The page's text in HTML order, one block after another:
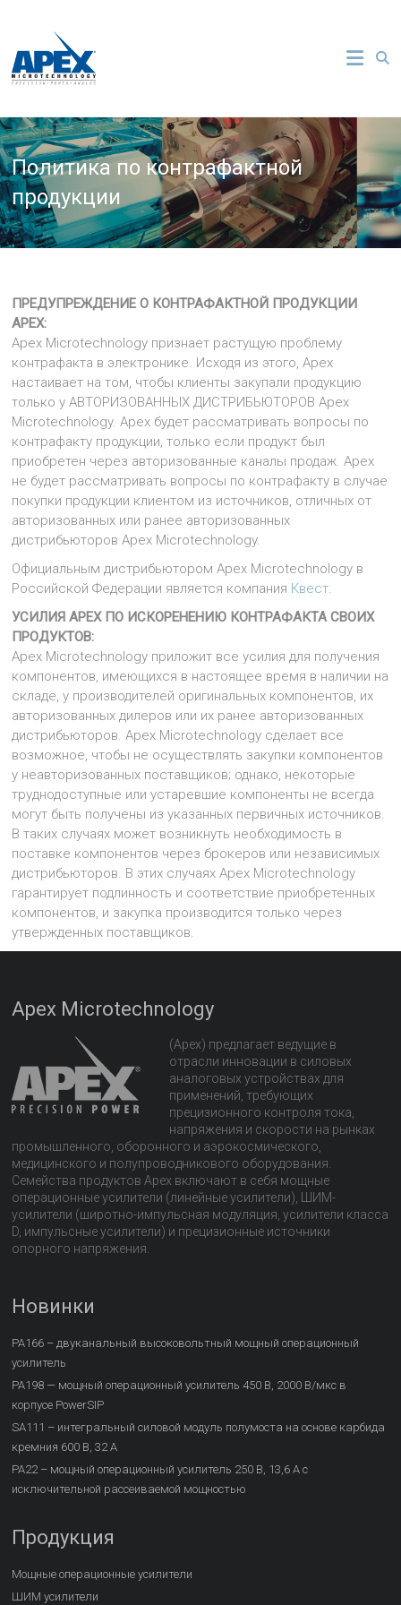
содержимому
Apex
Microtechnology
Apex
Microtechnology
—
ШИМ
Усилители,
Мощные
Операционные
Усилители,
Политика по контрафактной
продукции
ПРЕДУПРЕЖДЕНИЕ О КОНТРАФАКТНОЙ ПРОДУКЦИИ
APEX:
Apex Microtechnology признает растущую проблему
контрафакта в электронике. Исходя из этого, Apex
настаивает на том, чтобы клиенты закупали продукцию
только у АВТОРИЗОВАННЫХ ДИСТРИБЬЮТОРОВ Apex
Microtechnology. Apex будет рассматривать вопросы по
контрафакту продукции, только если продукт был
приобретен через авторизованные каналы продаж. Apex
не будет рассматривать вопросы по контрафакту в случае
покупки продукции клиентом из источников, отличных от
авторизованных или ранее авторизованных
дистрибьюторов Apex Microtechnology.
Официальным дистрибьютором Apex Microtechnology в
Российской Федерации является компания Квест.
УСИЛИЯ APEX ПО ИСКОРЕНЕНИЮ КОНТРАФАКТА СВОИХ
ПРОДУКТОВ:
Apex Microtechnology приложит все усилия для получения
компонентов, имеющихся в настоящее время в наличии на
складе, у производителей оригинальных компонентов, их
авторизованных дилеров или их ранее авторизованных
дистрибьюторов. Apex Microtechnology сделает все
возможное, чтобы не осуществлять закупки компонентов
у неавторизованных поставщиков; однако, некоторые
труднодоступные или устаревшие компоненты не всегда
могут быть получены из указанных первичных источников.
В таких случаях может возникнуть необходимость в
поставке компонентов через брокеров или независимых
дистрибьюторов. В этих случаях Apex Microtechnology
гарантирует подлинность и соответствие приобретенных
компонентов, и закупка производится только через
утвержденных поставщиков.
Apex Microtechnology
(Apex) предлагает ведущие в
отрасли инновации в силовых
аналоговых устройствах для
применений, требующих
прецизионного контроля тока,
напряжения и скорости на рынках
промышленного, оборонного и аэрокосмического,
медицинского и полупроводникового оборудования.
Семейства продуктов Apex включают в себя мощные
операционные усилители (линейные усилители), ШИМ-
усилители (широтно-импульсная модуляция, усилители класса
D, импульсные усилители) и прецизионные источники
опорного напряжения.
Новинки
PA166 – двуканальный высоковольтный мощный операционный
усилитель
PA198 — мощный операционный усилитель 450 В, 2000 В/мкс в
корпусе PowerSIP
SA111 – интегральный силовой модуль полумоста на основе карбида
кремния 600 В, 32 А
PA22 – мощный операционный усилитель 250 В, 13,6 А с
исключительной рассеиваемой мощностью
Продукция
Мощные операционные усилители
ШИМ усилители